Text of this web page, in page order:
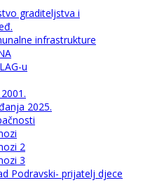
graditeljstva i
infrastrukture
u
2025.
2
3
Podravski- prijatelj djece